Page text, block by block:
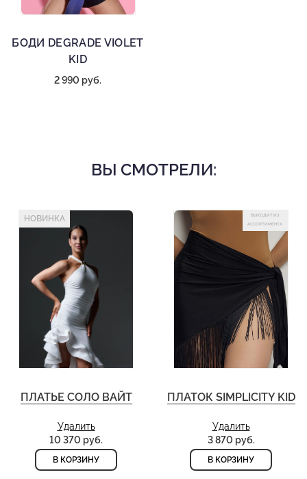
БОДИ DEGRADE VIOLET
KID
2 990 руб.
ВЫ СМОТРЕЛИ:
НОВИНКА
ПЛАТЬЕ СОЛО ВАЙТ
Удалить
10 370 руб.
В КОРЗИНУ
ВЫХОДИТ ИЗ
АССОРТИМЕНТА
ПЛАТОК SIMPLICITY KID
Удалить
3 870 руб.
В КОРЗИНУ